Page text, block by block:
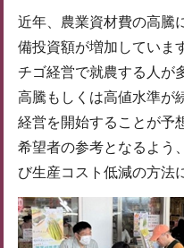
近年、農業資材費の高騰
備投資額が増加していま
チゴ経営で就農する人が
高騰もしくは高値水準が
経営を開始することが予
希望者の参考となるよう
び生産コスト低減の方法